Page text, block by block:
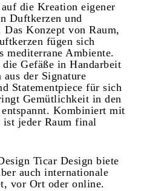
die Kreation eigener
Duftkerzen und
Konzept von Raum,
fügen sich
mediterrane Ambiente.
Gefäße in Handarbeit
aus der Signature
Statementpiece für sich
Gemütlichkeit in den
Kombiniert mit
ist jeder Raum final
Ticar Design biete
auch internationale
vor Ort oder online.